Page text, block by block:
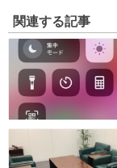
関連する記事